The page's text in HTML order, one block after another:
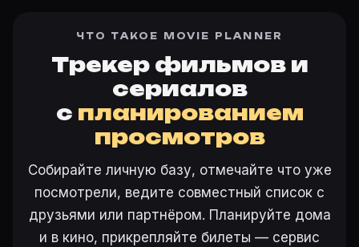
ЧТО ТАКОЕ MOVIE PLANNER
Трекер фильмов и
сериалов
с планированием
просмотров
Собирайте личную базу, отмечайте что уже
посмотрели, ведите совместный список с
друзьями или партнёром. Планируйте дома
и в кино, прикрепляйте билеты — сервис